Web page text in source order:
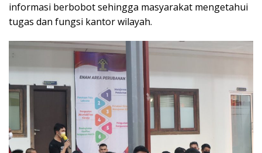
informasi berbobot sehingga masyarakat mengetahui
tugas dan fungsi kantor wilayah.